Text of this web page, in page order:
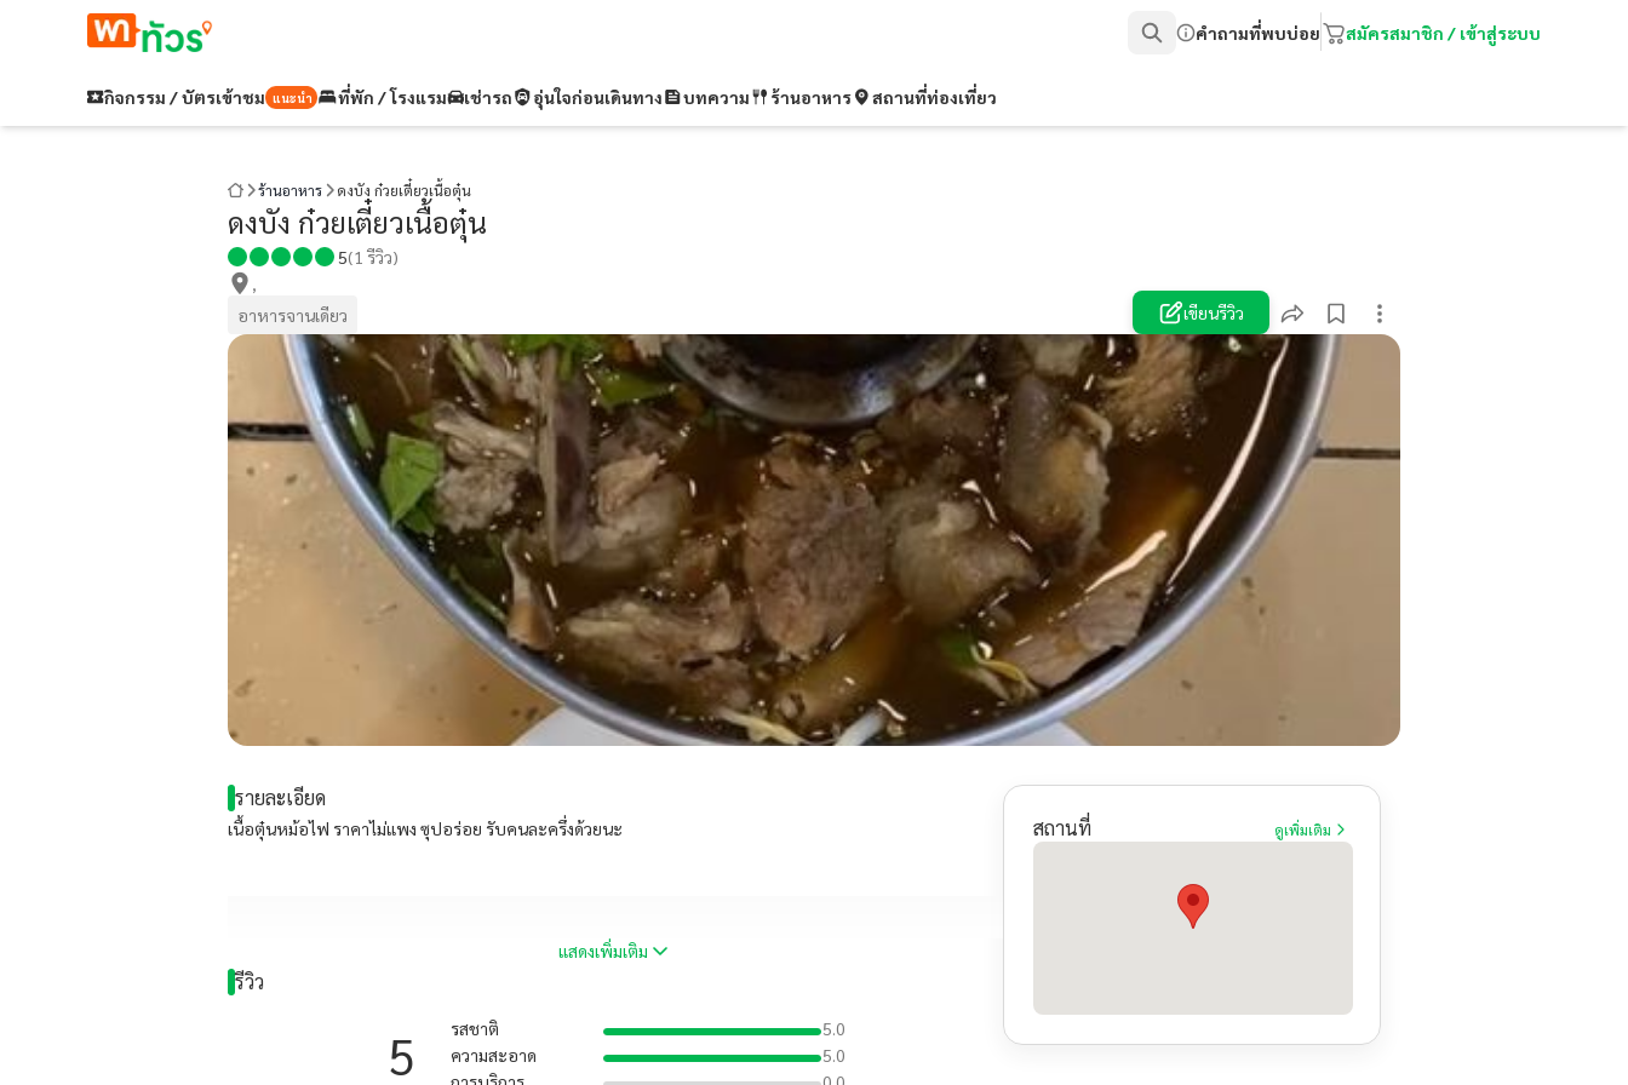
คำถามที่พบบ่อย สมัครสมาชิก / เข้าสู่ระบบ
กิจกรรม / บัตรเข้าชม แนะนำ ที่พัก / โรงแรม เช่ารถ อุ่นใจก่อนเดินทาง บทความ ร้านอาหาร สถานที่ท่องเที่ยว
ร้านอาหาร ดงบัง ก๋วยเตี๋ยวเนื้อตุ๋น
ดงบัง ก๋วยเตี๋ยวเนื้อตุ๋น
5(1 รีวิว)
อาหารจานเดียว
เขียนรีวิว
รายละเอียด
เนื้อตุ๋นหม้อไฟ ราคาไม่แพง ซุปอร่อย รับคนละครึ่งด้วยนะ
แสดงเพิ่มเติม
รีวิว
5 รสชาติ
5.0
ความสะอาด
5.0
สถานที่ ดูเพิ่มเติม